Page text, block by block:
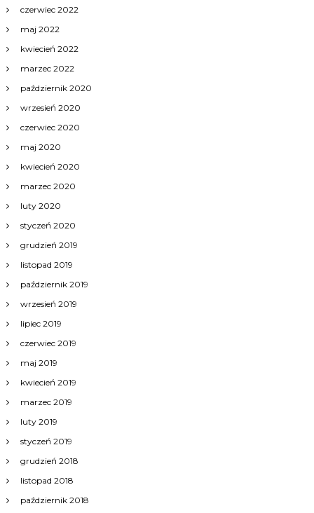
czerwiec 2022
maj 2022
kwiecień 2022
marzec 2022
październik 2020
wrzesień 2020
czerwiec 2020
maj 2020
kwiecień 2020
marzec 2020
luty 2020
styczeń 2020
grudzień 2019
listopad 2019
październik 2019
wrzesień 2019
lipiec 2019
czerwiec 2019
maj 2019
kwiecień 2019
marzec 2019
luty 2019
styczeń 2019
grudzień 2018
listopad 2018
październik 2018